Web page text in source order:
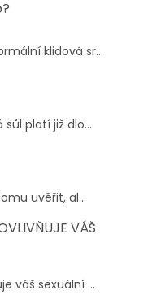
klidová sr...
platí již dlo...
uvěřit, al...
VÁŠ
váš sexuální ...